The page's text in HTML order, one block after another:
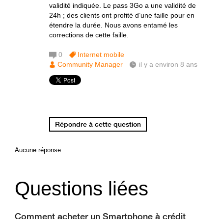
validité indiquée. Le pass 3Go a une validité de
24h ; des clients ont profité d’une faille pour en
étendre la durée. Nous avons entamé les
corrections de cette faille.
0
Internet mobile
Community Manager
il y a environ 8 ans
Répondre à cette question
Aucune réponse
Questions liées
Comment acheter un Smartphone à crédit